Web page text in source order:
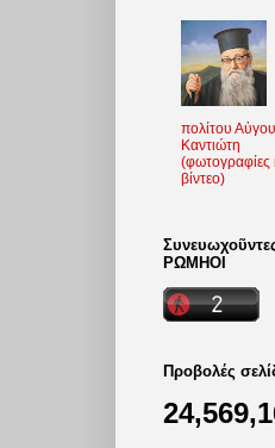
πολίτου
Καντιώτη
(φωτoγραφίες
βίντεο)
ΡΩΜΗΟΙ
Προβολές